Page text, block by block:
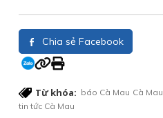
Chia sẻ Facebook
Từ khóa: báo Cà Mau Cà Mau
tin tức Cà Mau